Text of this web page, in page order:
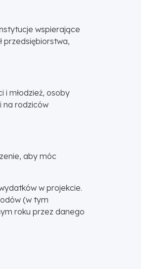
wspierające
przedsiębiorstwa,
i młodzież, osoby
na rodziców
aby móc
w projekcie.
(w tym
roku przez danego